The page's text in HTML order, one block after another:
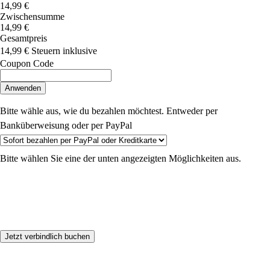
14,99 €
Zwischensumme
14,99 €
Gesamtpreis
14,99 € Steuern inklusive
Coupon Code
Anwenden
Bitte wähle aus, wie du bezahlen möchtest. Entweder per
Banküberweisung oder per PayPal
Bitte wählen Sie eine der unten angezeigten Möglichkeiten aus.